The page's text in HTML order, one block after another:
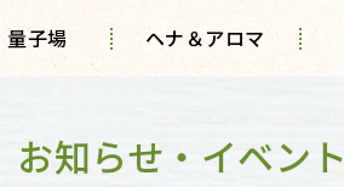
量子場 ヘナ＆アロマ
お知らせ・イベント